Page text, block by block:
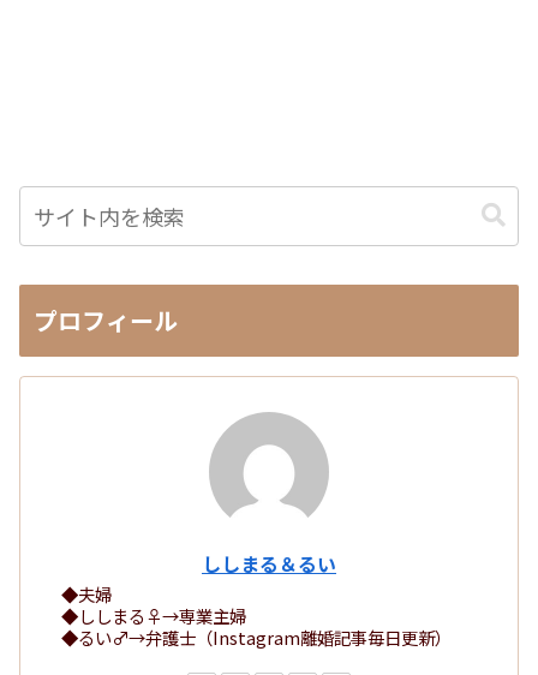
プロフィール
ししまる＆るい
◆夫婦
◆ししまる♀→専業主婦
◆るい♂→弁護士（Instagram離婚記事毎日更新）